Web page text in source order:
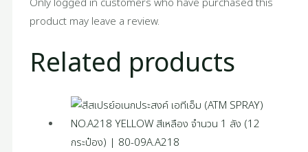
product may leave a review.
Related products